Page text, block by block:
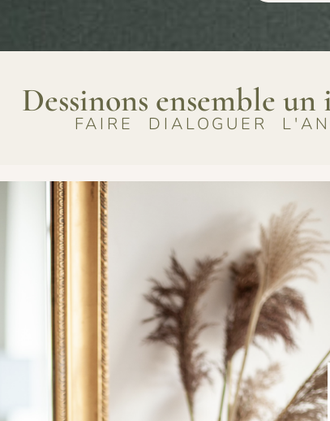
Dessinons ensemble
FAIRE DIALOGUER